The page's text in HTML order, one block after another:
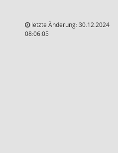
letzte Änderung: 30.12.2024
08:06:05